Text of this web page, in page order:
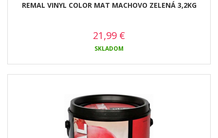
REMAL VINYL COLOR MAT MACHOVO ZELENÁ 3,2KG
21,99 €
SKLADOM